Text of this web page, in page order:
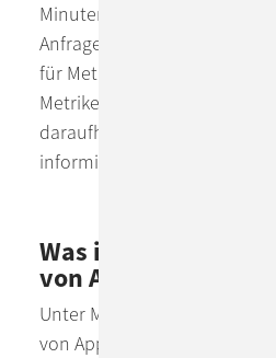
Minuten im Durchschnitt
Anfragen zu Fehlern führten.
für Metriken wie Prometheus
Metriken, prüft solche
daraufhin die
informieren.
Was ist state-of-
von Applikationen
Unter Monitoring versteht
von Applikation und